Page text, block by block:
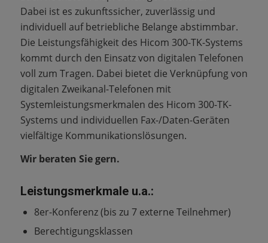
Dabei ist es zukunftssicher, zuverlässig und
individuell auf betriebliche Belange abstimmbar.
Die Leistungsfähigkeit des Hicom 300-TK-Systems
kommt durch den Einsatz von digitalen Telefonen
voll zum Tragen. Dabei bietet die Verknüpfung von
digitalen Zweikanal-Telefonen mit
Systemleistungsmerkmalen des Hicom 300-TK-
Systems und individuellen Fax-/Daten-Geräten
vielfältige Kommunikationslösungen.
Wir beraten Sie gern.
Leistungsmerkmale u.a.:
8er-Konferenz (bis zu 7 externe Teilnehmer)
Berechtigungsklassen